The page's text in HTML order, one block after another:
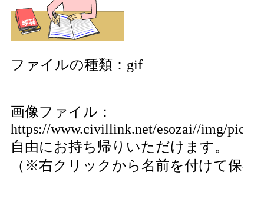
ファイルの種類：gif
画像ファイル：
https://www.civillink.net/esozai//img/
自由にお持ち帰りいただけます。
（※右クリックから名前を付けて保存